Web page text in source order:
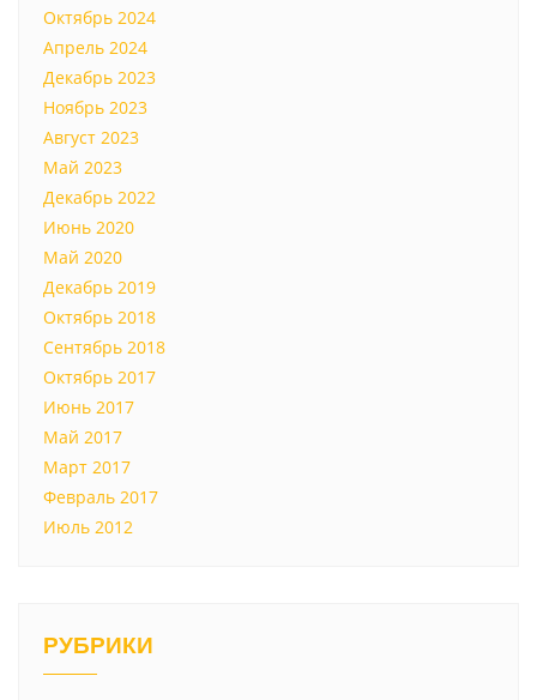
Октябрь 2024
Апрель 2024
Декабрь 2023
Ноябрь 2023
Август 2023
Май 2023
Декабрь 2022
Июнь 2020
Май 2020
Декабрь 2019
Октябрь 2018
Сентябрь 2018
Октябрь 2017
Июнь 2017
Май 2017
Март 2017
Февраль 2017
Июль 2012
РУБРИКИ